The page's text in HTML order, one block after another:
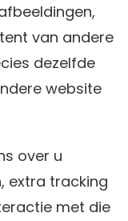
van andere
dezelfde
website
over u
extra tracking
met die